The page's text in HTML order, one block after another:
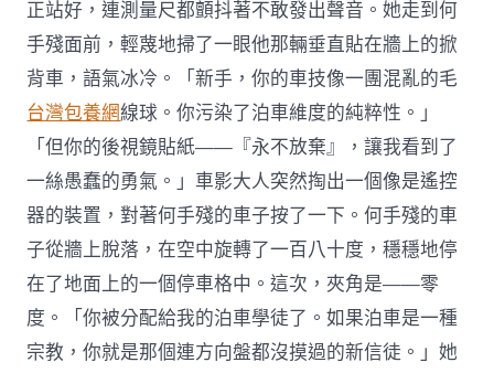
正站好，連測量尺都顫抖著不敢發出聲音。她走到何
手殘面前，輕蔑地掃了一眼他那輛垂直貼在牆上的掀
背車，語氣冰冷。「新手，你的車技像一團混亂的毛
台灣包養網線球。你污染了泊車維度的純粹性。」
「但你的後視鏡貼紙——『永不放棄』，讓我看到了
一絲愚蠢的勇氣。」車影大人突然掏出一個像是遙控
器的裝置，對著何手殘的車子按了一下。何手殘的車
子從牆上脫落，在空中旋轉了一百八十度，穩穩地停
在了地面上的一個停車格中。這次，夾角是——零
度。「你被分配給我的泊車學徒了。如果泊車是一種
宗教，你就是那個連方向盤都沒摸過的新信徒。」她